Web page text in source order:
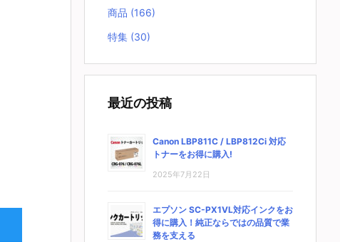
商品 (166)
特集 (30)
最近の投稿
Canon LBP811C / LBP812Ci 対応
トナーをお得に購入!
2025年7月22日
エプソン SC-PX1VL対応インクをお
得に購入！純正ならではの品質で業
務を支える